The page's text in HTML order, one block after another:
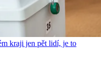
kraji jen pět lidí, je to